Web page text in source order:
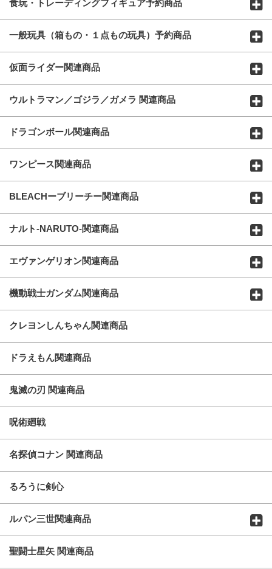
食玩・トレーディングフィギュア予約商品
一般玩具（箱もの・１点もの玩具）予約商品
仮面ライダー関連商品
ウルトラマン／ゴジラ／ガメラ 関連商品
ドラゴンボール関連商品
ワンピース関連商品
BLEACHーブリーチー関連商品
ナルト-NARUTO-関連商品
エヴァンゲリオン関連商品
機動戦士ガンダム関連商品
クレヨンしんちゃん関連商品
ドラえもん関連商品
鬼滅の刃 関連商品
呪術廻戦
名探偵コナン 関連商品
るろうに剣心
ルパン三世関連商品
聖闘士星矢 関連商品